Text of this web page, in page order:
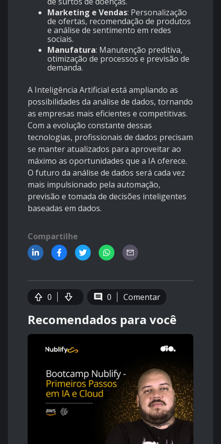
Marketing e Vendas: Personalização
de ofertas, recomendação de produtos
e análise de sentimento em redes
sociais.
Manufatura: Manutenção preditiva,
otimização de processos e previsão de
demanda.
A Inteligência Artificial está ampliando as
possibilidades da análise de dados, tornando
as empresas mais eficientes e competitivas.
Com a evolução constante dessas
tecnologias, profissionais de dados precisam
se manter atualizados para aproveitar ao
máximo as oportunidades que a IA oferece.
O futuro da análise de dados será cada vez
mais impulsionado pela automação,
previsão e tomada de decisões inteligentes
baseadas em dados.
Compartilhe
0 0 Comentar
Recomendados para você